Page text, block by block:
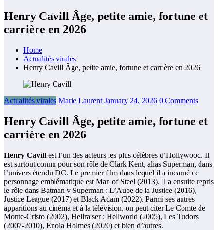
Henry Cavill Âge, petite amie, fortune et
carrière en 2026
Home
Actualités virales
Henry Cavill Âge, petite amie, fortune et carrière en 2026
Actualités virales Marie Laurent January 24, 2026 0 Comments
Henry Cavill Âge, petite amie, fortune et
carrière en 2026
Henry Cavill est l’un des acteurs les plus célèbres d’Hollywood. Il
est surtout connu pour son rôle de Clark Kent, alias Superman, dans
l’univers étendu DC. Le premier film dans lequel il a incarné ce
personnage emblématique est Man of Steel (2013). Il a ensuite repris
le rôle dans Batman v Superman : L’Aube de la Justice (2016),
Justice League (2017) et Black Adam (2022). Parmi ses autres
apparitions au cinéma et à la télévision, on peut citer Le Comte de
Monte-Cristo (2002), Hellraiser : Hellworld (2005), Les Tudors
(2007-2010), Enola Holmes (2020) et bien d’autres.